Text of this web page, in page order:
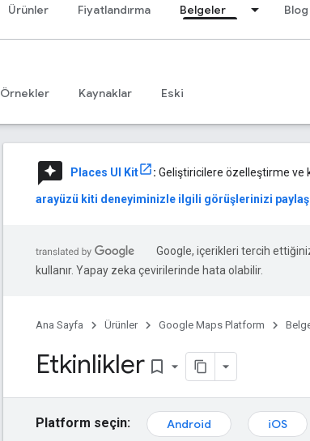
Ürünler Fiyatlandırma Belgeler Blog
Örnekler Kaynaklar Eski
reviews Places UI Kit : Geliştiricilere özelleştirme ve
arayüzü kiti deneyiminizle ilgili görüşlerinizi
Google, içerikleri tercih
kullanır. Yapay zeka çevirilerinde hata olabilir.
Ana Sayfa Ürünler Google Maps Platform
Etkinlikler bookmark_border
Platform seçin: Android iOS